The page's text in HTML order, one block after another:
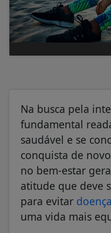
Na busca pela
fundamental
saudável e se
conquista de
no bem-estar
atitude que deve
para evitar
uma vida mais